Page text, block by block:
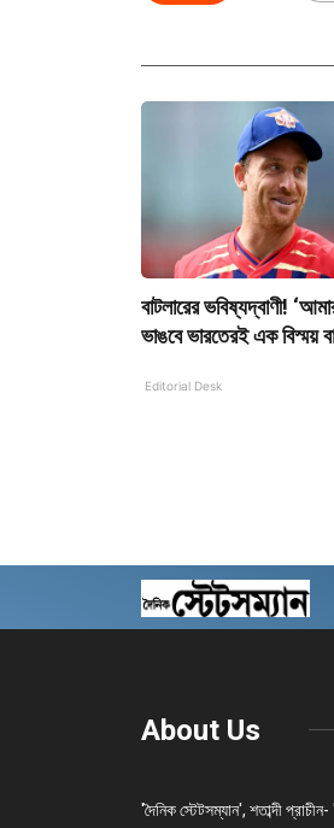
বাটলারের ভবিষ্যদ্বাণী!
ভাঙবে ভারতেরই এক বিস্ময়
Editorial Desk
About Us
'দৈনিক স্টেটসম্যান', শতাব্দী